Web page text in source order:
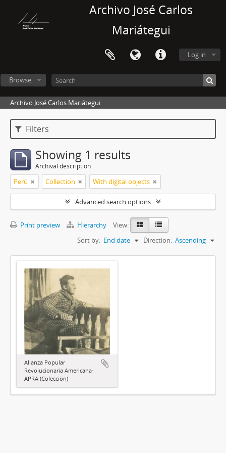
Archivo José Carlos
Mariátegui
Log in
Browse
Archivo José Carlos Mariátegui
Filters
Showing 1 results
Archival description
Perú Collection With digital objects
Advanced search options
Print preview Hierarchy
View:
Sort by: End date Direction: Ascending
Alianza Popular
Revolucionaria Americana-
APRA (Colección)